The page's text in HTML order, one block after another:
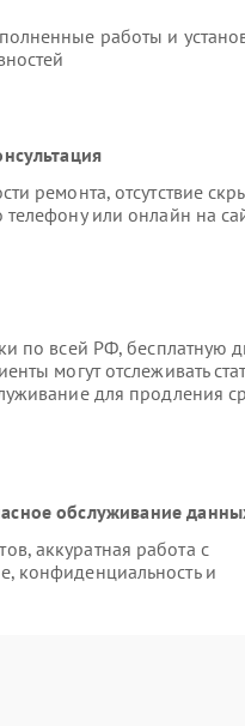
работы и
ремонта, отсутствие
или онлайн на
по всей РФ, бесплатную
могут отслеживать
для продления
обслуживание
аккуратная работа с
конфиденциальность и